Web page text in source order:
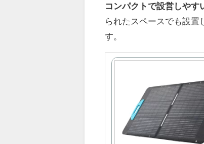
コンパクトで設営しやす
られたスペースでも設置
す。